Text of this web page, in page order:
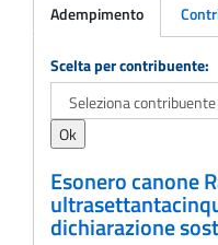
Adempimento
Adempimento
Scelta per contribuente:
Esonero canone
dichiarazione